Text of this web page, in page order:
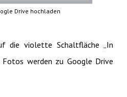
Drive hochladen
die violette Schaltfläche „In
Fotos werden zu Google Drive